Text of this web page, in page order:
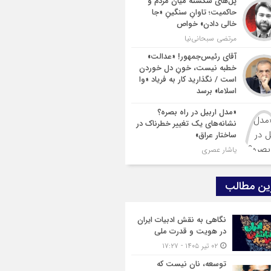
حاکمیت؛ تاوانِ سنگینِ «جا
خالی دادن» خواص
مرتضی سبحانی‌نیا
آقای رئیس‌جمهور! «عدالت»
خطبه نیست، خونِ دل خوردن
است / نگذارید کار به فریاد «وا
اسلاما» برسد
«مدل اربیل در راه بصره؟
نشانه‌های یک تغییر خطرناک در
ساختار عراق»
یاشار عصری
مطالب
نگاهی به نقش ادبیات ایران
در هویت و قدرت ملی
توسعه، نان نیست که